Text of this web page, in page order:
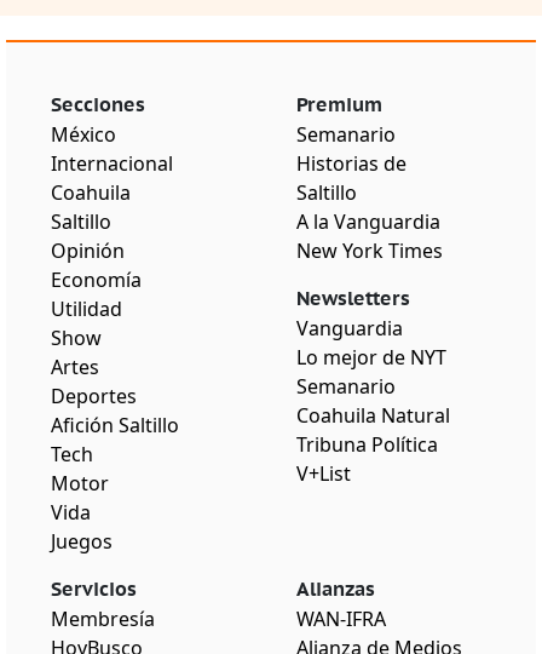
Secciones
México
Internacional
Coahuila
Saltillo
Opinión
Economía
Utilidad
Show
Artes
Deportes
Afición Saltillo
Tech
Motor
Vida
Juegos
Premium
Semanario
Historias de
Saltillo
A la Vanguardia
New York Times
Newsletters
Vanguardia
Lo mejor de NYT
Semanario
Coahuila Natural
Tribuna Política
V+List
Servicios
Membresía
HoyBusco
Alianzas
WAN-IFRA
Alianza de Medios